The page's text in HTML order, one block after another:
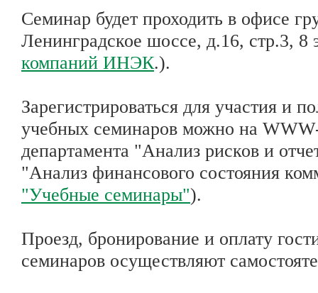
Семинар будет проходить в офисе
Ленинградское шоссе, д.16, стр.3,
компаний ИНЭК.).
Зарегистрироваться для участия и
учебных семинаров можно на
департамента "Анализ рисков и
"Анализ финансового состояния
"Учебные семинары").
Проезд, бронирование и оплату
семинаров осуществляют